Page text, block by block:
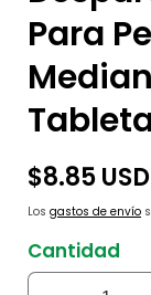
Para
Precio
habitual
$8.85 USD
Los gastos de envío
Cantidad